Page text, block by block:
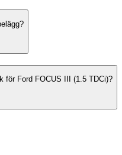
för Ford FOCUS III (1.5 TDCi)?